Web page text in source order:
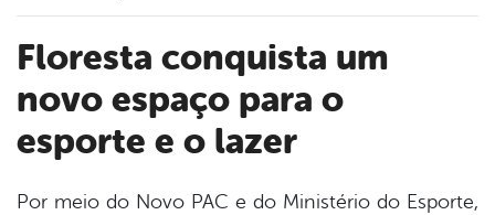
Floresta conquista um
novo espaço para o
esporte e o lazer
Por meio do Novo PAC e do Ministério do Esporte,